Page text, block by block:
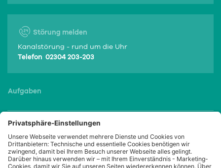
Störung melden
Kanalstörung - rund um die Uhr
Telefon 02304 203-203
Aufgaben
Service
Portale